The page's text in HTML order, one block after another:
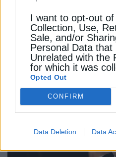
I want to opt-out of
Collection, Use,
Sale, and/or
Personal Data that
Unrelated with the
for which it was
Opted Out
CONFIRM
Data Deletion Data
ΔΕΊΤΕ ΕΠΊΣΗΣ